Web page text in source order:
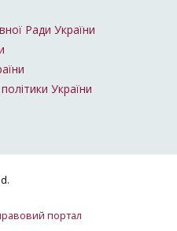
Ради України
України
портал